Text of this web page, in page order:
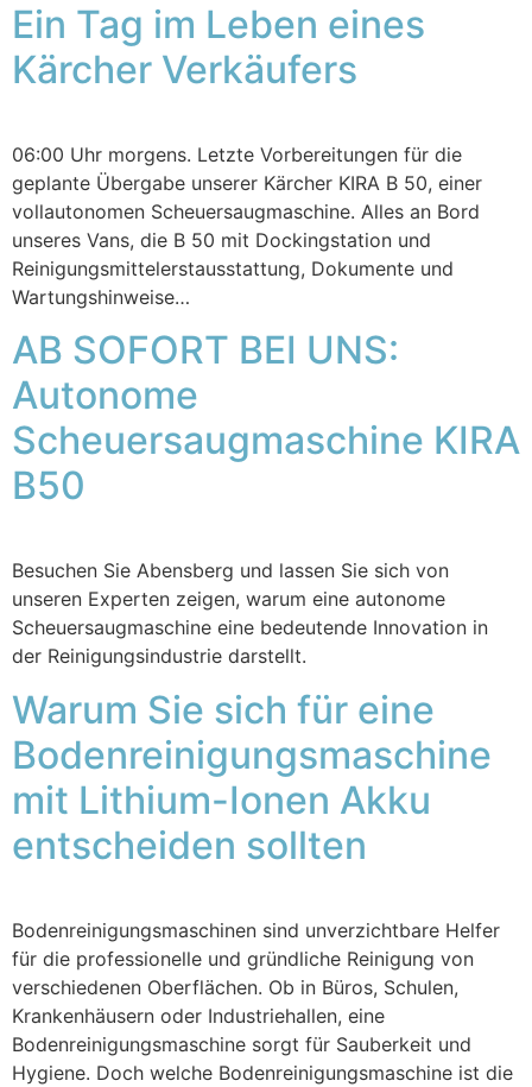
Ein Tag im Leben eines
Kärcher Verkäufers
06:00 Uhr morgens. Letzte Vorbereitungen für die
geplante Übergabe unserer Kärcher KIRA B 50, einer
vollautonomen Scheuersaugmaschine. Alles an Bord
unseres Vans, die B 50 mit Dockingstation und
Reinigungsmittelerstausstattung, Dokumente und
Wartungshinweise…
AB SOFORT BEI UNS:
Autonome
Scheuersaugmaschine KIRA
B50
Besuchen Sie Abensberg und lassen Sie sich von
unseren Experten zeigen, warum eine autonome
Scheuersaugmaschine eine bedeutende Innovation in
der Reinigungsindustrie darstellt.
Warum Sie sich für eine
Bodenreinigungsmaschine
mit Lithium-Ionen Akku
entscheiden sollten
Bodenreinigungsmaschinen sind unverzichtbare Helfer
für die professionelle und gründliche Reinigung von
verschiedenen Oberflächen. Ob in Büros, Schulen,
Krankenhäusern oder Industriehallen, eine
Bodenreinigungsmaschine sorgt für Sauberkeit und
Hygiene. Doch welche Bodenreinigungsmaschine ist die